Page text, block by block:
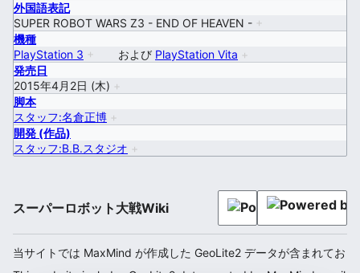
外国語表記
SUPER ROBOT WARS Z3 - END OF HEAVEN - +
機種
PlayStation 3 + および PlayStation Vita +
発売日
2015年4月2日 (木) +
脚本
スタッフ:名倉正博 +
開発 (作品)
スタッフ:B.B.スタジオ +
スーパーロボット大戦Wiki
当サイトでは MaxMind が作成した GeoLite2 データが含まれてお